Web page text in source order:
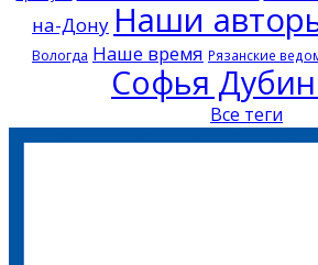
на-Дону Наши
Вологда Наше время Рязанские
Софья
Все теги